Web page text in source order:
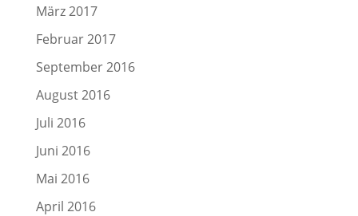
März 2017
Februar 2017
September 2016
August 2016
Juli 2016
Juni 2016
Mai 2016
April 2016